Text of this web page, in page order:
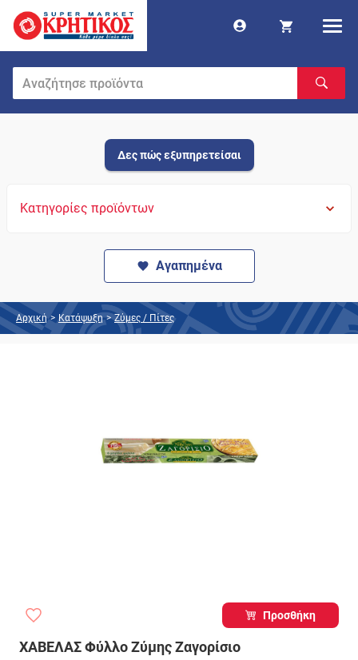
Δες πώς εξυπηρετείσαι
Κατηγορίες προϊόντων
Αγαπημένα
Αρχική > Κατάψυξη > Ζύμες / Πίτες
Προσθήκη
ΧΑΒΕΛΑΣ Φύλλο Ζύμης Ζαγορίσιο